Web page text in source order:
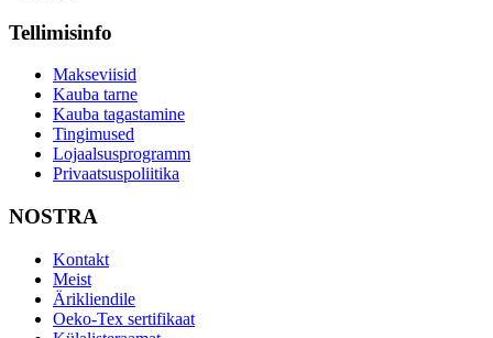
Tellimisinfo
Makseviisid
Kauba tarne
Kauba tagastamine
Tingimused
Lojaalsusprogramm
Privaatsuspoliitika
NOSTRA
Kontakt
Meist
Ärikliendile
Oeko-Tex sertifikaat